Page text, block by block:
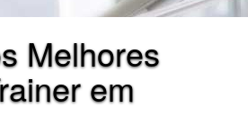
Melhores
em